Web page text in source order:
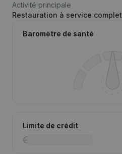
Activité principale
Restauration à service complet
Baromètre de santé
Limite de crédit